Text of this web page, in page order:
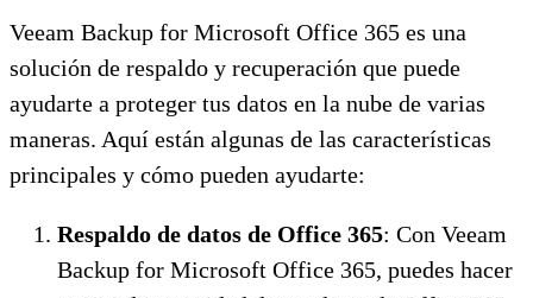
Veeam Backup for Microsoft Office 365 es una
solución de respaldo y recuperación que puede
ayudarte a proteger tus datos en la nube de varias
maneras. Aquí están algunas de las características
principales y cómo pueden ayudarte:
Respaldo de datos de Office 365: Con Veeam
Backup for Microsoft Office 365, puedes hacer